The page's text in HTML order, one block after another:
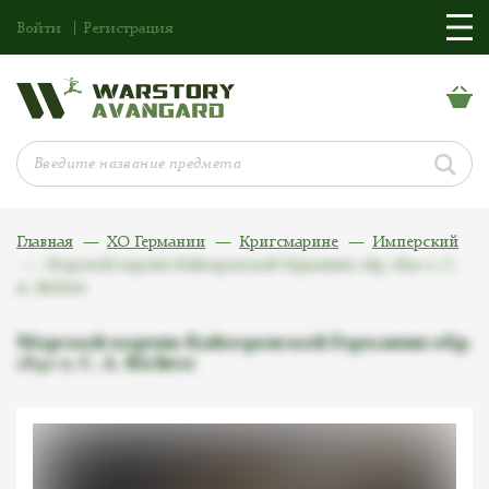
Войти Регистрация
Главная ХО Германии Кригсмарине
Имперский
Морской кортик Кайзеровской Германии обр.
1890 г, C. A. Richter